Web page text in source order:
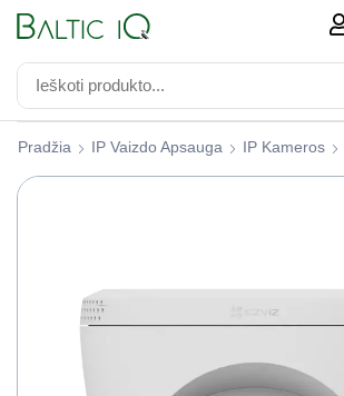
Pradžia IP Vaizdo Apsauga IP Kameros